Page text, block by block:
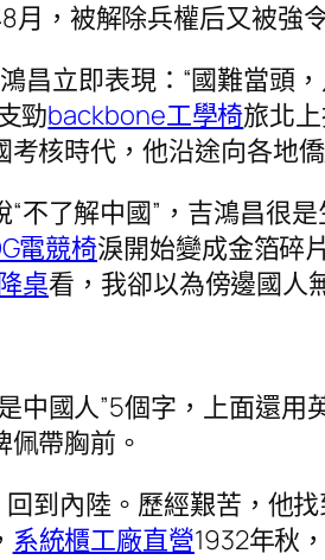
月，被解除兵權后又被強
昌立即表現：“國難當頭
勁backbone工學椅旅北
核時代，他沿途向各地
不了解中國”，吉鴻昌很
電競椅淚開始變成金箔碎
桌看，我卻以為傍邊國人
中國人”5個字，上面還用
帶胸前。
到內陸。歷經艱苦，他
系統櫃工廠直營1932年秋